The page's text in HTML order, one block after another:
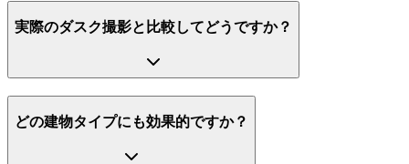
実際のダスク撮影と比較してどうですか？
どの建物タイプにも効果的ですか？